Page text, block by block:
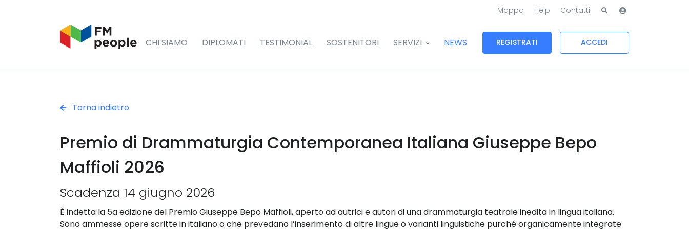
Mappa Help Contatti
CHI SIAMO DIPLOMATI TESTIMONIAL SOSTENITORI SERVIZI NEWS REGISTRATI ACCEDI
Torna indietro
Premio di Drammaturgia Contemporanea Italiana Giuseppe Bepo
Maffioli 2026
Scadenza 14 giugno 2026
È indetta la 5a edizione del Premio Giuseppe Bepo Maffioli, aperto ad autrici e autori di una drammaturgia teatrale inedita in lingua italiana.
Sono ammesse opere scritte in italiano o che prevedano l’inserimento di altre lingue o varianti linguistiche purché organicamente integrate